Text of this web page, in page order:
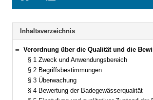
BAYERN.RECHT
letzten
Suche
Navigation
Inhaltsverzeichnis
Bereich reduzieren
Verordnung über die Qualität und die Bewirtschaftung der Badegewässer (Bayerische Badegewässerverordnung – BayBadeGewV) Vom 15.
§ 1 Zweck und Anwendungsbereich
§ 2 Begriffsbestimmungen
§ 3 Überwachung
§ 4 Bewertung der Badegewässerqualität